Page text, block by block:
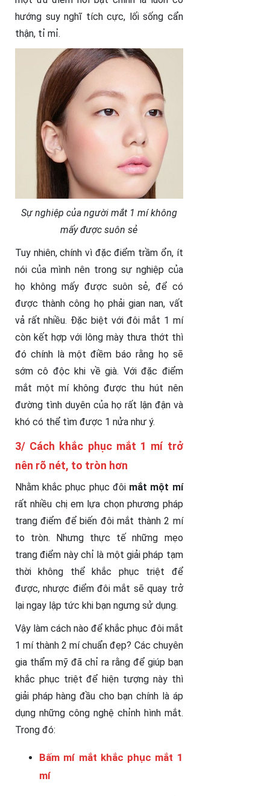
hướng suy nghĩ tích cực, lối sống cẩn
thận, tỉ mỉ.
Sự nghiệp của người mắt 1 mí không
mấy được suôn sẻ
Tuy nhiên, chính vì đặc điểm trầm ổn, ít
nói của mình nên trong sự nghiệp của
họ không mấy được suôn sẻ, để có
được thành công họ phải gian nan, vất
vả rất nhiều. Đặc biệt với đôi mắt 1 mí
còn kết hợp với lông mày thưa thớt thì
đó chính là một điềm báo rằng họ sẽ
sớm cô độc khi về già. Với đặc điểm
mắt một mí không được thu hút nên
đường tình duyên của họ rất lận đận và
khó có thể tìm được 1 nửa như ý.
3/ Cách khắc phục mắt 1 mí trở
nên rõ nét, to tròn hơn
Nhằm khắc phục phục đôi mắt một mí
rất nhiều chị em lựa chọn phương pháp
trang điểm để biến đôi mắt thành 2 mí
to tròn. Nhưng thực tế những mẹo
trang điểm này chỉ là một giải pháp tạm
thời không thể khắc phục triệt để
được, nhược điểm đôi mắt sẽ quay trở
lại ngay lập tức khi bạn ngưng sử dụng.
Vậy làm cách nào để khắc phục đôi mắt
1 mí thành 2 mí chuẩn đẹp? Các chuyên
gia thẩm mỹ đã chỉ ra rằng để giúp bạn
khắc phục triệt để hiện tượng này thì
giải pháp hàng đầu cho bạn chính là áp
dụng những công nghệ chỉnh hình mắt.
Trong đó:
Bấm mí mắt khắc phục mắt 1
mí